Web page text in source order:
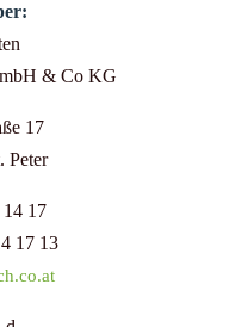
& Co KG
17
Peter
17
17 13